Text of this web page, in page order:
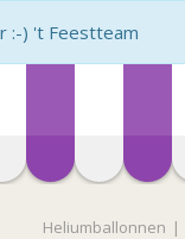
:-) 't Feestteam
Heliumballonnen